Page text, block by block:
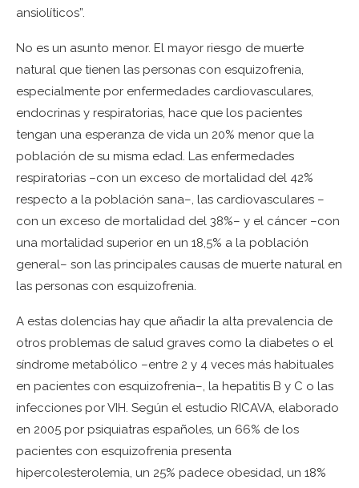
ansiolíticos”.
No es un asunto menor. El mayor riesgo de muerte
natural que tienen las personas con esquizofrenia,
especialmente por enfermedades cardiovasculares,
endocrinas y respiratorias, hace que los pacientes
tengan una esperanza de vida un 20% menor que la
población de su misma edad. Las enfermedades
respiratorias –con un exceso de mortalidad del 42%
respecto a la población sana–, las cardiovasculares –
con un exceso de mortalidad del 38%– y el cáncer –con
una mortalidad superior en un 18,5% a la población
general– son las principales causas de muerte natural en
las personas con esquizofrenia.
A estas dolencias hay que añadir la alta prevalencia de
otros problemas de salud graves como la diabetes o el
síndrome metabólico –entre 2 y 4 veces más habituales
en pacientes con esquizofrenia–, la hepatitis B y C o las
infecciones por VIH. Según el estudio RICAVA, elaborado
en 2005 por psiquiatras españoles, un 66% de los
pacientes con esquizofrenia presenta
hipercolesterolemia, un 25% padece obesidad, un 18%